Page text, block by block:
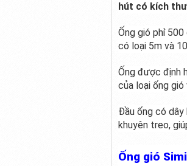
hút có kích
Ống gió phi
có loại 5m và
Ống được định
của loại ống
Đầu ống có
khuyên treo,
Ống gió